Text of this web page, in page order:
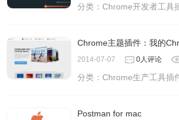
分类：Chrome开发者工具
Chrome主题插件：我的
2014-07-07 0人评论
分类：Chrome生产工具插
Postman for mac